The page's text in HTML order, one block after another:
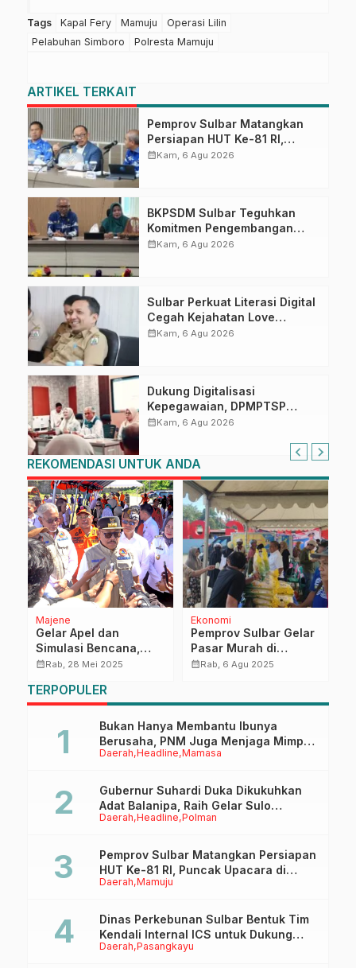
Tags Kapal Fery Mamuju
Operasi Lilin
Pelabuhan Simboro
Polresta Mamuju
ARTIKEL TERKAIT
Pemprov Sulbar Matangkan
Persiapan HUT Ke-81 RI,
Puncak Upacara di Lapangan
calendar_monthKam, 6 Agu 2026
BKPSDM Sulbar Teguhkan
Komitmen Pengembangan
Kompetensi ASN melalui
calendar_monthKam, 6 Agu 2026
Sulbar Perkuat Literasi Digital
Cegah Kejahatan Love
Scamming
calendar_monthKam, 6 Agu 2026
Dukung Digitalisasi
Kepegawaian, DPMPTSP
Sulbar Siap Terapkan Aplikasi
calendar_monthKam, 6 Agu 2026
REKOMENDASI UNTUK ANDA
Majene
Gelar Apel dan
Simulasi Bencana,
Gubernur Sulbar
Kesiapsiagaan dan
Mitigasi
calendar_monthRab, 28 Mei 2025
Ekonomi
Pemprov Sulbar Gelar
Pasar Murah di
Sekitaran Stadion
Beras Alami
Penurunan
calendar_monthRab, 6 Agu 2025
TERPOPULER
Daerah Headline Mamasa
Bukan Hanya Membantu Ibunya
Berusaha, PNM Juga Menjaga Mimpi
Anaknya Untuk Menggapai Cita-Cita
Daerah Headline Polman
Gubernur Suhardi Duka Dikukuhkan
Adat Balanipa, Raih Gelar Sulo
Tappidena
Daerah Mamuju
Pemprov Sulbar Matangkan Persiapan
HUT Ke-81 RI, Puncak Upacara di
Lapangan Ahmad Kirang
Daerah Pasangkayu
Dinas Perkebunan Sulbar Bentuk Tim
Kendali Internal ICS untuk Dukung
Sertifikasi ISPO Pekebun di